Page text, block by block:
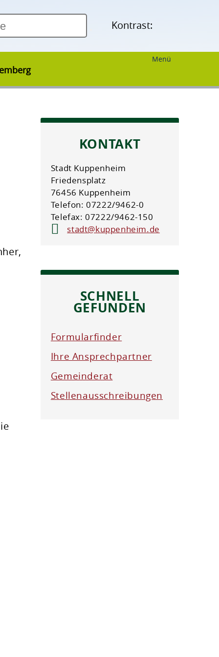
Kontrast:
Menü
KONTAKT
Stadt Kuppenheim
Friedensplatz
76456 Kuppenheim
Telefon: 07222/9462-0
Telefax: 07222/9462-150
stadt@kuppenheim.de
SCHNELL
GEFUNDEN
Formularfinder
Ihre Ansprechpartner
Gemeinderat
Stellenausschreibungen